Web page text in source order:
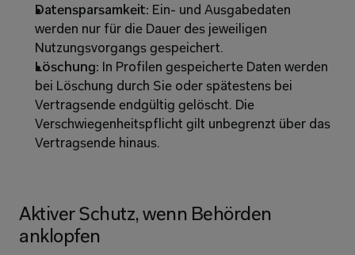
Datensparsamkeit: Ein- und Ausgabedaten
werden nur für die Dauer des jeweiligen
Nutzungsvorgangs gespeichert.
Löschung: In Profilen gespeicherte Daten werden
bei Löschung durch Sie oder spätestens bei
Vertragsende endgültig gelöscht. Die
Verschwiegenheitspflicht gilt unbegrenzt über das
Vertragsende hinaus.
Aktiver Schutz, wenn Behörden
anklopfen